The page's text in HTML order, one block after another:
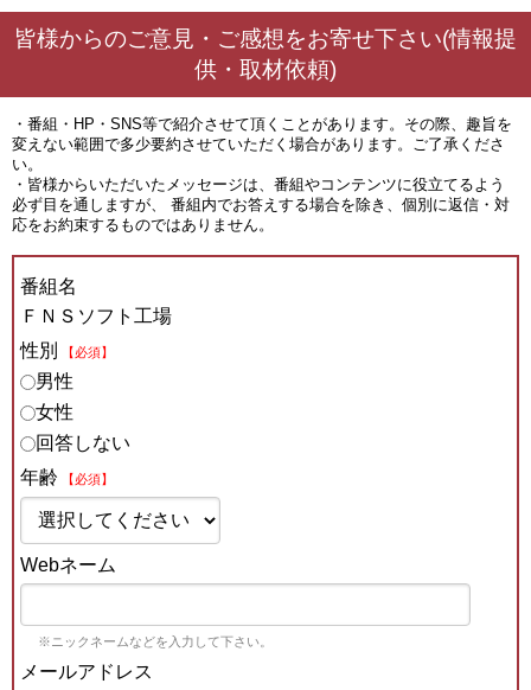
皆様からのご意見・ご感想をお寄せ下さい(情報提
供・取材依頼)
・番組・HP・SNS等で紹介させて頂くことがあります。その際、趣旨を
変えない範囲で多少要約させていただく場合があります。ご了承くださ
い。
・皆様からいただいたメッセージは、番組やコンテンツに役立てるよう
必ず目を通しますが、 番組内でお答えする場合を除き、個別に返信・対
応をお約束するものではありません。
番組名
ＦＮＳソフト工場
性別
【必須】
男性
女性
回答しない
年齢
【必須】
Webネーム
※ニックネームなどを入力して下さい。
メールアドレス